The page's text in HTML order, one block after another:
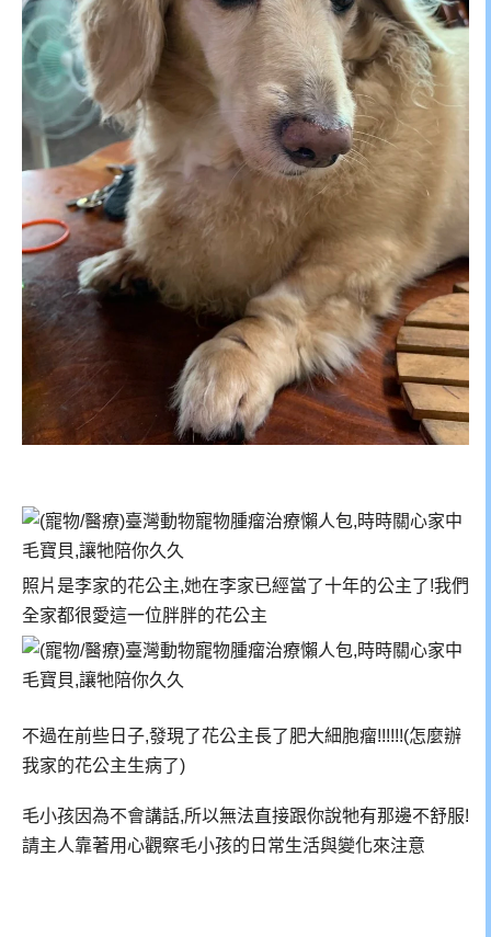
照片是李家的花公主,她在李家已經當了十年的公主了!我們
全家都很愛這一位胖胖的花公主
不過在前些日子,發現了花公主長了肥大細胞瘤!!!!!!(怎麼辦
我家的花公主生病了)
毛小孩因為不會講話,所以無法直接跟你說牠有那邊不舒服!
請主人靠著用心觀察毛小孩的日常生活與變化來注意